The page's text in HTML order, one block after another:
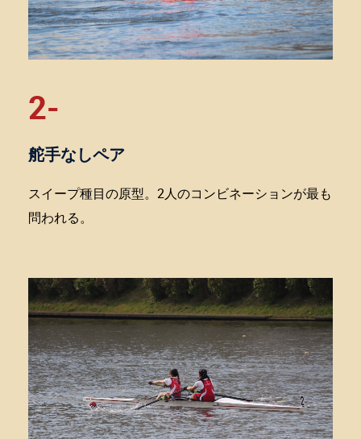
2-
舵手なしペア
スイープ種目の原型。2人のコンビネーションが最も
問われる。